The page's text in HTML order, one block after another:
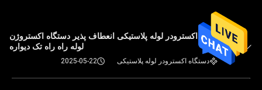
دستگاه اکسترودر لوله پلاستیکی انعطاف پذیر دستگاه اکستروژن
لوله راه راه تک دیواره
دستگاه اکسترودر لوله پلاستیکی 2025-05-22